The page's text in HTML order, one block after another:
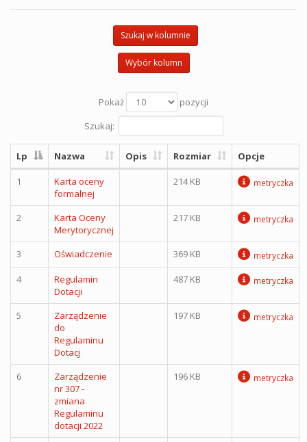
Szukaj w kolumnie
Wybór kolumn
Pokaż
pozycji
Szukaj:
Lp Nazwa Opis Rozmiar Opcje
1
Karta oceny
formalnej
214 KB metryczka
2
Karta Oceny
Merytorycznej
217 KB metryczka
3 Oświadczenie 369 KB metryczka
4
Regulamin
Dotacji
487 KB metryczka
5
Zarządzenie
do
Regulaminu
Dotacj
197 KB metryczka
6
Zarządzenie
nr 307 -
zmiana
Regulaminu
dotacji 2022
196 KB metryczka